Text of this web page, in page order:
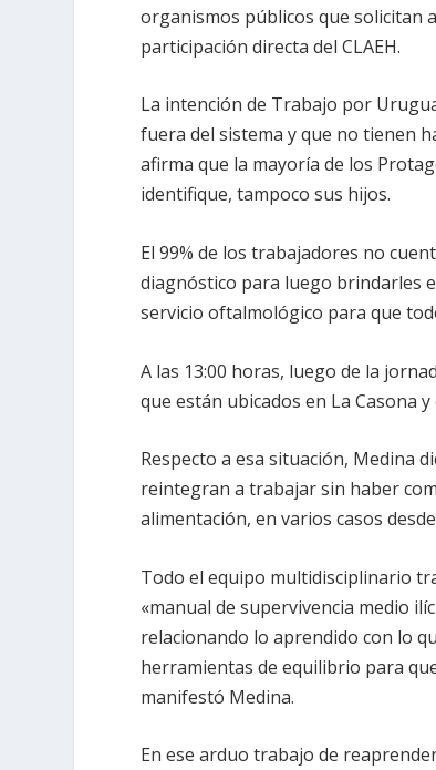
organismos públicos que solicitan
participación directa del CLAEH.
La intención de Trabajo por
fuera del sistema y que no tienen
afirma que la mayoría de los
identifique, tampoco sus hijos.
El99%de los trabajadores no
diagnóstico para luego brindarles
servicio oftalmológico para que
A las 13:00 horas, luego de la
que están ubicados en La Casona y
Respecto a esa situación, Medina
reintegran a trabajar sin haber
alimentación, en varios casos
Todo el equipo multidisciplinario
«manual desupervivencia medio
relacionando lo aprendido con lo
herramientas de equilibrio para
manifestó Medina.
En ese arduo trabajo de